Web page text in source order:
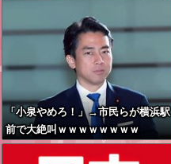
「小泉やめろ！」→市民らが横浜駅
前で大絶叫ｗｗｗｗｗｗｗｗ